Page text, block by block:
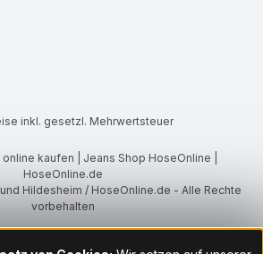
inkl. gesetzl. Mehrwertsteuer
kaufen | Jeans Shop HoseOnline |
HoseOnline.de
Hildesheim / HoseOnline.de - Alle Rechte
vorbehalten